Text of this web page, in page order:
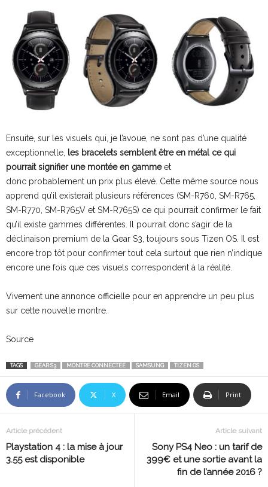
Ensuite, sur les visuels qui, je l’avoue, ne sont pas d’une qualité
exceptionnelle, les bracelets semblent être en métal ce qui
pourrait signifier une montée en gammeet
donc probablement un prix plus élevé. Cette même source nous
apprend qu’il existerait plusieurs références (SM-R760, SM-R765,
SM-R770, SM-R765V et SM-R765S) ce qui pourrait confirmer le fait
qu’il existe gammes différentes. Il pourrait donc s’agir de la
déclinaison premium de la Gear S3, toujours sous Tizen OS. Il est
encore trop tôt pour confirmer tout cela surtout que rien n’indique
encore une fois que ces visuels correspondent à la réalité.
Vivement une annonce officielle pour en apprendre un peu plus
sur cette nouvelle montre.
Source
TAGS GEAR S3 MONTRE CONNECTEE SAMSUNG TIZEN OS
Facebook X Email Print
Article précédent
Playstation 4 : la mise à jour
3.55 est disponible
Article suivant
Sony PS4 Neo : un tarif de
399€ et une sortie avant la
fin de l’année 2016 ?